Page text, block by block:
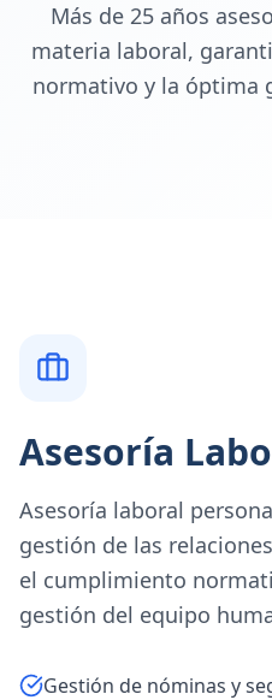
Más de 25 años
materia laboral,
normativo y la óptima
Asesoría
Asesoría laboral
gestión de las
el cumplimiento
gestión del equipo
Gestión de nóminas y